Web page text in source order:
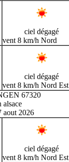
ciel dégagé
vent 8 km/h Nord
ciel dégagé
vent 8 km/h Nord Est
67320
alsace
aout 2026
ciel dégagé
vent 8 km/h Nord Est